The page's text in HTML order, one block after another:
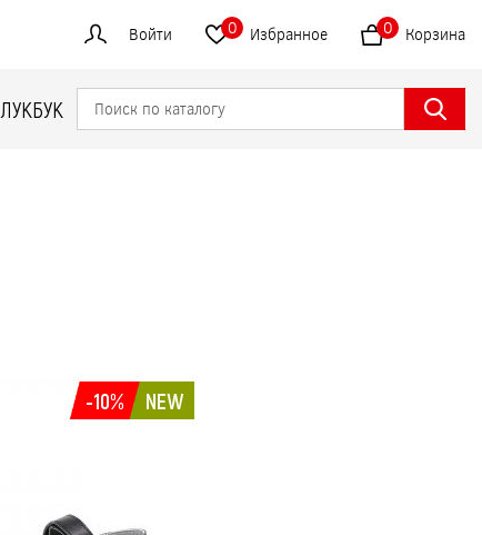
Войти Избранное
0 Корзина
0
ЛУКБУК
-10% NEW